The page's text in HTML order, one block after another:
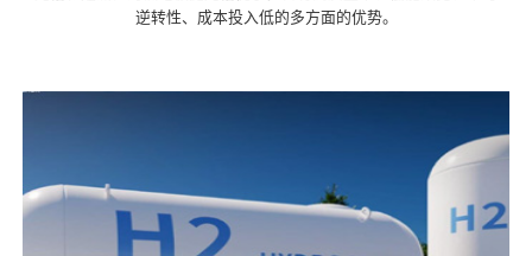
逆转性、成本投入低的多方面的优势。